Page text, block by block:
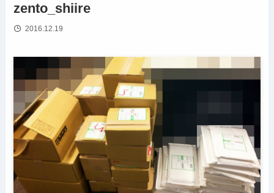
zento_shiire
2016.12.19